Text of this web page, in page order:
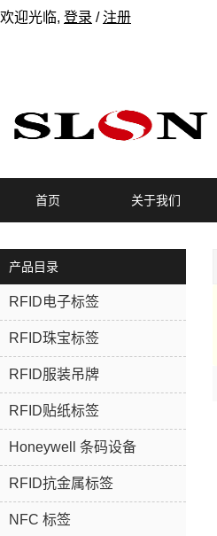
欢迎光临, 登录 / 注册
首页 关于我们
产品目录
RFID电子标签
RFID珠宝标签
RFID服装吊牌
RFID贴纸标签
Honeywell 条码设备
RFID抗金属标签
NFC 标签